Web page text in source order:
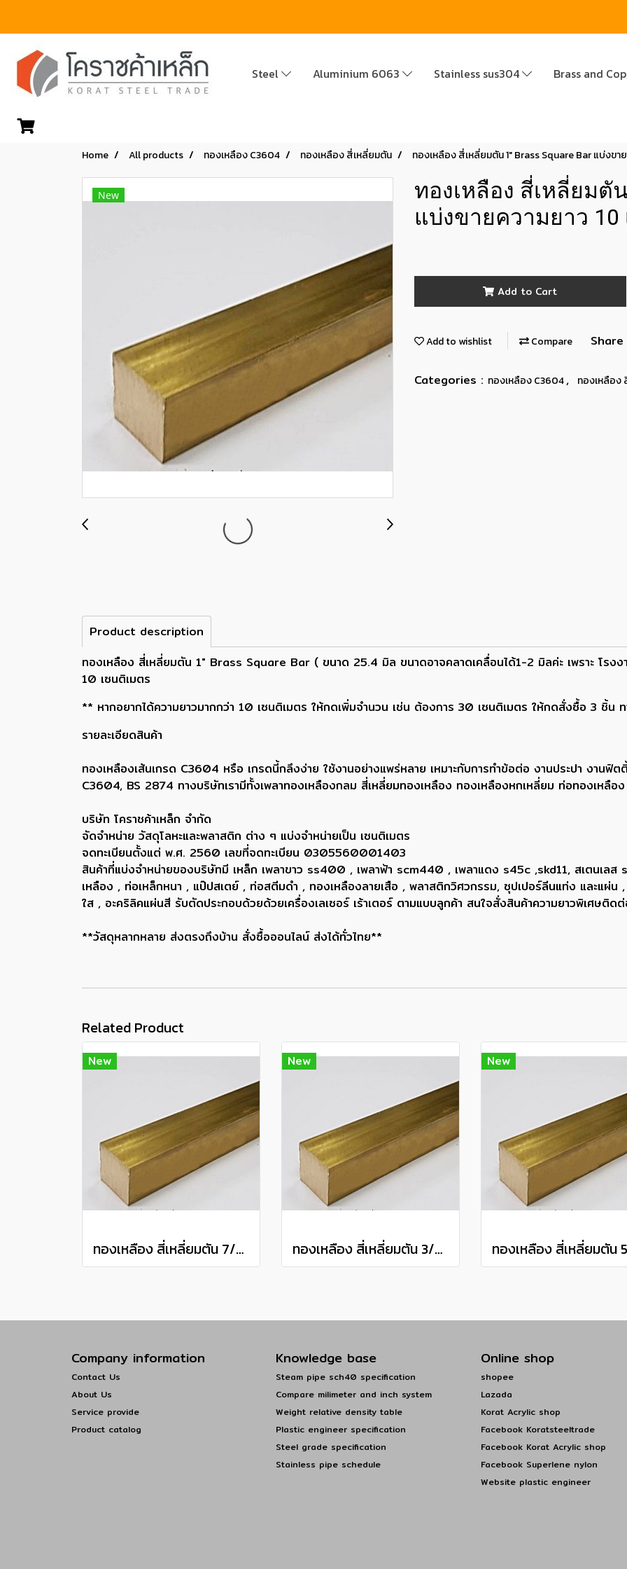
Steel Aluminium 6063 Stainless sus304 Brass and
Home All products ทองเหลือง C3604 ทองเหลือง สี่เหลี่ยมตัน ทองเหลือง สี่เหลี่ยมตัน 1" Brass Square Bar แบ่งขา
New
ทองเหลือง สี่เหลี่ยมตั
แบ่งขายความยาว 10
Add to Cart
Add to wishlist Compare Share
Categories : ทองเหลือง C3604, ทองเหลือง
Product description
ทองเหลือง สี่เหลี่ยมตัน 1" Brass Square Bar ( ขนาด 25.4 มิล ขนาดอาจคลาดเคลื่อนได้1-2 มิลค่ะ เพราะ โรงง
10 เซนติเมตร
** หากอยากได้ความยาวมากกว่า 10 เซนติเมตร ให้กดเพิ่มจำนวน เช่น ต้องการ 30 เซนติเมตร ให้กดสั่งซื้อ 3 ชิ้น
รายละเอียดสินค้า
ทองเหลืองเส้นเกรด C3604 หรือ เกรดนี้กลึงง่าย ใช้งานอย่างแพร่หลาย เหมาะกับการทำข้อต่อ งานประปา งานฟิต
C3604, BS 2874 ทางบริษัทเรามีทั้งเพลาทองเหลืองกลม สี่เหลี่ยมทองเหลือง ทองเหลืองหกเหลี่ยม ท่อทองเหลือ
บริษัท โคราชค้าเหล็ก จำกัด
จัดจำหน่าย วัสดุโลหะและพลาสติก ต่าง ๆ แบ่งจำหน่ายเป็น เซนติเมตร
จดทะเบียนตั้งแต่ พ.ศ. 2560 เลขที่จดทะเบียน 0305560001403
สินค้าที่แบ่งจำหน่ายของบริษัทมี เหล็ก เพลาขาว ss400 , เพลาฟ้า scm440 , เพลาแดง s45c ,skd11, สเตนเ
เหลือง , ท่อเหล็กหนา , แป๊ปสเตย์ , ท่อสตีมดำ , ทองเหลืองลายเสือ , พลาสติกวิศวกรรม, ซุปเปอร์ลีนแท่ง และแผ่น
ใส , อะคริลิคแผ่นสี รับตัดประกอบด้วยด้วยเครื่องเลเซอร์ เร้าเตอร์ ตามแบบลูกค้า สนใจสั่งสินค้าความยาวพิเศ
**วัสดุหลากหลาย ส่งตรงถึงบ้าน สั่งซื้อออนไลน์ ส่งได้ทั่วไทย**
Related Product
New
ทองเหลือง สี่เหลี่ยมตัน 7/8" Brass Square Bar แบ่งขายความยาว 10 เซนติเมตร
New
ทองเหลือง สี่เหลี่ยมตัน 3/8" Brass Square Bar แบ่งขายความยาว 10 เซนติเมตร
New
Company information
Contact Us
About Us
Service provide
Product catalog
Knowledge base
Steam pipe sch40 specification
Compare milimeter and inch system
Weight relative density table
Plastic engineer specification
Steel grade specification
Stainless pipe schedule
Online shop
shopee
Lazada
Korat Acrylic shop
Facebook Koratsteeltrade
Facebook Korat Acrylic shop
Facebook Superlene nylon
Website plastic engineer